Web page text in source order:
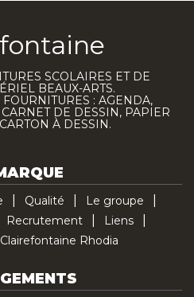
SCOLAIRES ET DE
BEAUX-ARTS.
: AGENDA,
DE DESSIN, PAPIER
À DESSIN.
Qualité
Le groupe
Recrutement
Liens
Rhodia